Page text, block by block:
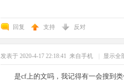
回复 支持 反对
发表于 2020-4-17 22:18:41 来自手机 显示全
是cf上的文吗，我记得有一会搜到